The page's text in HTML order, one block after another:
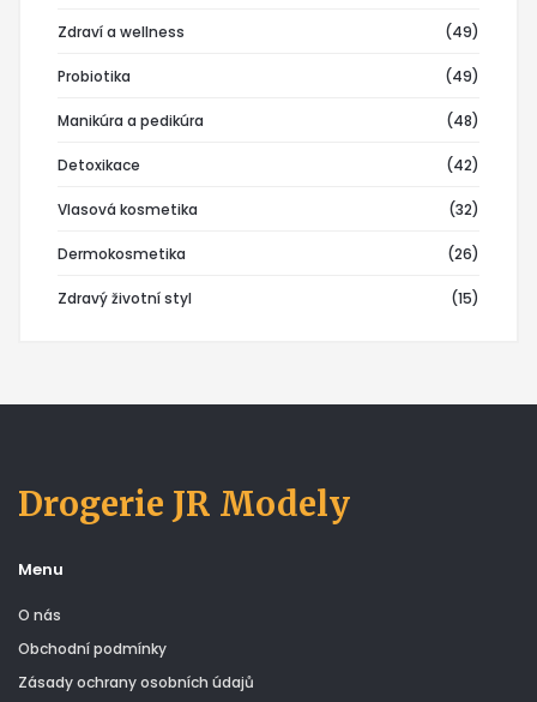
Zdraví a wellness (49)
Probiotika (49)
Manikúra a pedikúra (48)
Detoxikace (42)
Vlasová kosmetika (32)
Dermokosmetika (26)
Zdravý životní styl (15)
Drogerie JR Modely
Menu
O nás
Obchodní podmínky
Zásady ochrany osobních údajů